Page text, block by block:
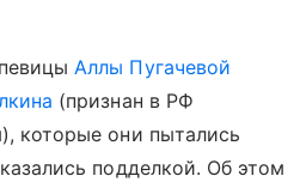
Аллы Пугачевой
(признан в РФ
которые они пытались
подделкой. Об этом